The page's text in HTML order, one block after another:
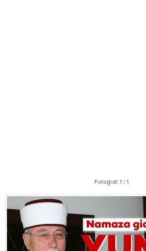
Fotoğraf: 1 / 1